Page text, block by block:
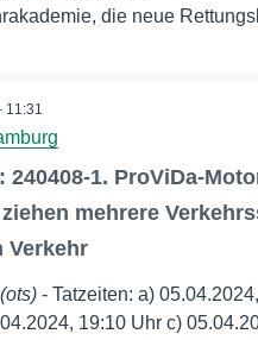
die neue
11:31
240408-1. ProViDa-
mehrere
Verkehr
- Tatzeiten: a)
19:10 Uhr c)